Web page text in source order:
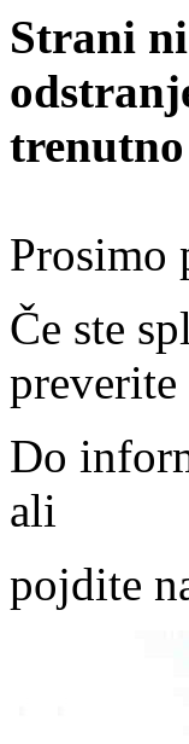
Strani
Prosimo
Če ste
Do
ali
pojdite